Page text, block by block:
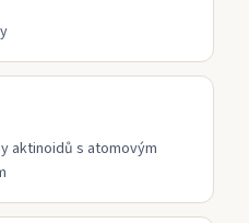
aktinoidů s atomovým